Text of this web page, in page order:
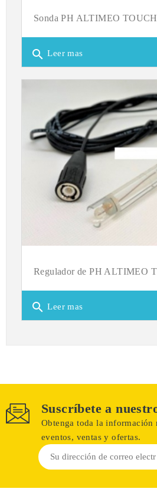
Sonda PH ALTIMEO
search Leer mas
Regulador de PH ALTIMEO
search Leer mas
Suscríbete a
Obtenga toda la información
eventos, ventas y ofertas.